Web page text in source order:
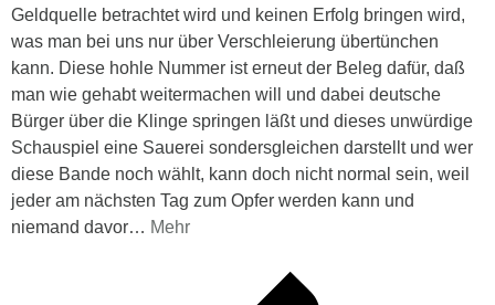
Geldquelle betrachtet wird und keinen Erfolg bringen wird,
was man bei uns nur über Verschleierung übertünchen
kann. Diese hohle Nummer ist erneut der Beleg dafür, daß
man wie gehabt weitermachen will und dabei deutsche
Bürger über die Klinge springen läßt und dieses unwürdige
Schauspiel eine Sauerei sondersgleichen darstellt und wer
diese Bande noch wählt, kann doch nicht normal sein, weil
jeder am nächsten Tag zum Opfer werden kann und
niemand davor… Mehr